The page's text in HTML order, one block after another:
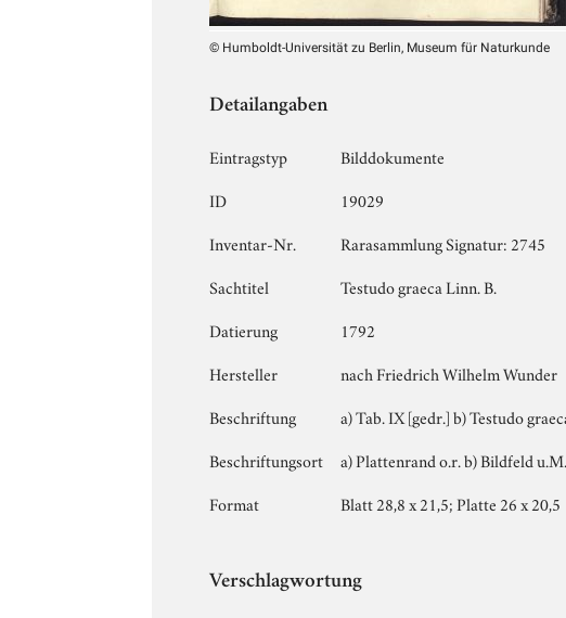
© Humboldt-Universität zu Berlin, Museum für Naturkunde
Detailangaben
Eintragstyp
Bilddokumente
ID
19029
Inventar-Nr.
Rarasammlung Signatur: 2745
Sachtitel
Testudo graeca Linn. B.
Datierung
1792
Hersteller
nach Friedrich Wilhelm Wunder
Beschriftung
a) Tab. IX [gedr.] b) Testudo
Beschriftungsort
a) Plattenrand o.r. b) Bildfeld
Format
Blatt 28,8 x 21,5; Platte 26 x 20,5
Verschlagwortung